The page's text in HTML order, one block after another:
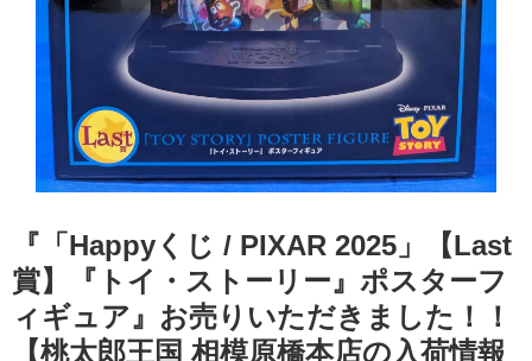
『「Happyくじ / PIXAR 2025」【Last
賞】『トイ・ストーリー』ポスターフ
ィギュア』お売りいただきました！！
【桃太郎王国 相模原橋本店の入荷情報